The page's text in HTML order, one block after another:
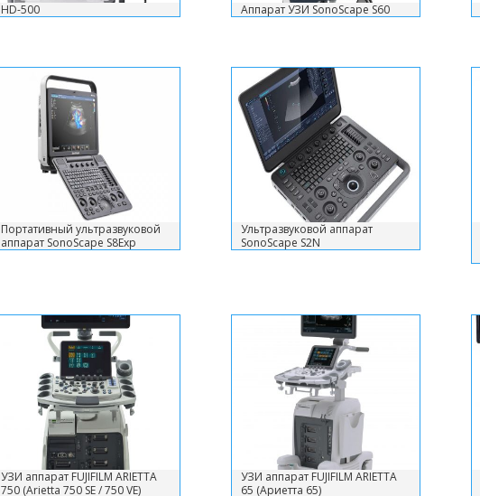
HD-500 Аппарат УЗИ SonoScape S60
Портативный ультразвуковой
аппарат SonoScape S8Exp
Ультразвуковой аппарат
SonoScape S2N
УЗИ аппарат FUJIFILM ARIETTA
750 (Arietta 750 SE / 750 VE)
УЗИ аппарат FUJIFILM ARIETTA
65 (Ариетта 65)